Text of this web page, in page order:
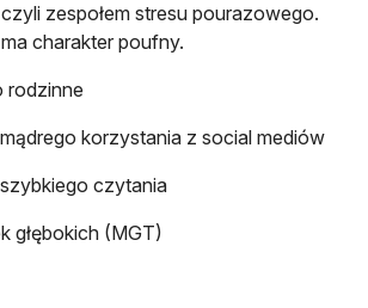
zespołem stresu pourazowego.
charakter poufny.
korzystania z social mediów
czytania
(MGT)